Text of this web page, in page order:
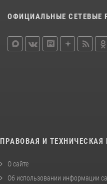
ОФИЦИАЛЬНЫЕ СЕТЕВЫЕ
ПРАВОВАЯ И
О сайте
Об использовании информации